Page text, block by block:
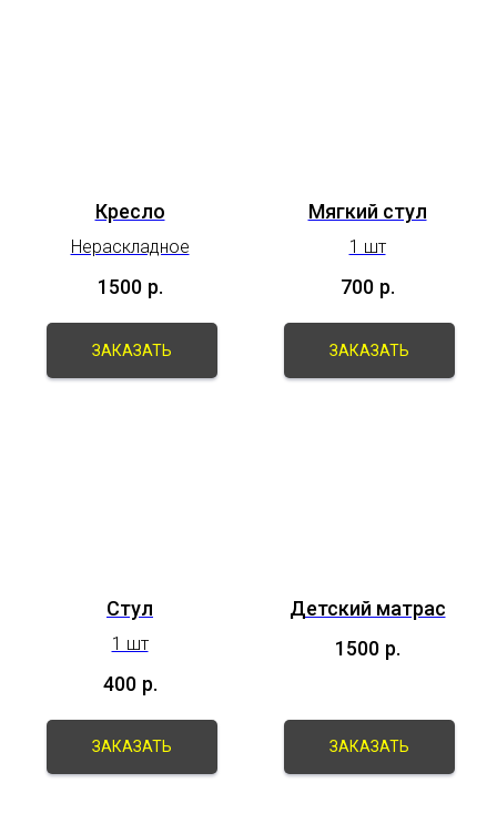
Кресло
Нераскладное
1500 р.
ЗАКАЗАТЬ
Мягкий стул
1 шт
700 р.
ЗАКАЗАТЬ
Стул
1 шт
400 р.
ЗАКАЗАТЬ
Детский матрас
1500 р.
ЗАКАЗАТЬ